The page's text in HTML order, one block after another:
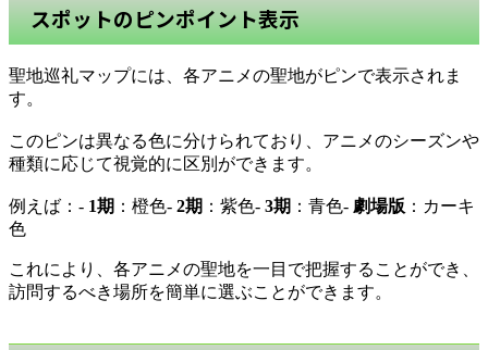
スポットのピンポイント表示
聖地巡礼マップには、各アニメの聖地がピンで表示されま
す。
このピンは異なる色に分けられており、アニメのシーズンや
種類に応じて視覚的に区別ができます。
例えば：- 1期 ：橙色- 2期 ：紫色- 3期 ：青色- 劇場版 ：カーキ
色
これにより、各アニメの聖地を一目で把握することができ、
訪問するべき場所を簡単に選ぶことができます。